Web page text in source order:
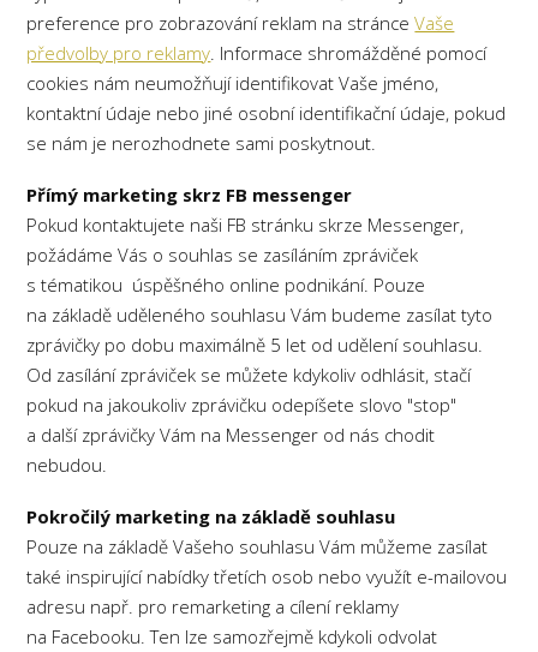
preference pro zobrazování reklam na stránceVaše
předvolby pro reklamy . Informace shromážděné pomocí
cookies nám neumožňují identifikovat Vaše jméno,
kontaktní údaje nebo jiné osobní identifikační údaje, pokud
se nám je nerozhodnete sami poskytnout.
Přímý marketing skrz FB messenger
Pokud kontaktujete naši FB stránku skrze Messenger,
požádáme Vás o souhlas se zasíláním zpráviček
s tématikou úspěšného online podnikání. Pouze
na základě uděleného souhlasu Vám budeme zasílat tyto
zprávičky po dobu maximálně 5 let od udělení souhlasu.
Od zasílání zpráviček se můžete kdykoliv odhlásit, stačí
pokud na jakoukoliv zprávičku odepíšete slovo "stop"
a další zprávičky Vám na Messenger od nás chodit
nebudou.
Pokročilý marketing na základě souhlasu
Pouze na základě Vašeho souhlasu Vám můžeme zasílat
také inspirující nabídky třetích osob nebo využít e-mailovou
adresu např. pro remarketing a cílení reklamy
na Facebooku. Ten lze samozřejmě kdykoli odvolat